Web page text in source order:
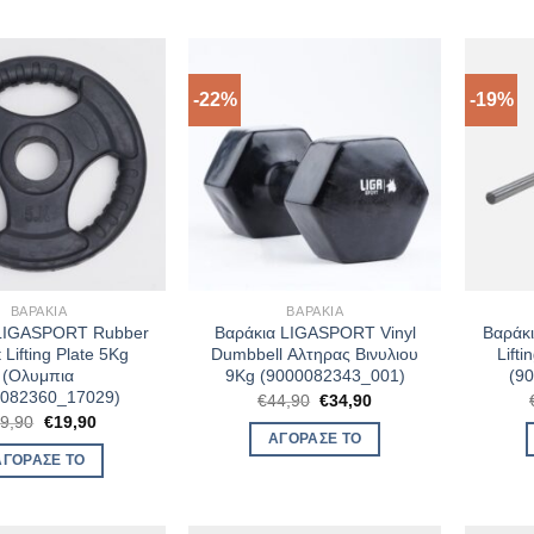
ΒΑΡΆΚΙΑ
Rubber
Lifting Plate 5Kg
(Ολυμπια
Original
was:
€29,90.
€19,90Η
ΤΟ
-22%
ΒΑΡΆΚΙΑ
Βαράκια LIGASPORT Vinyl
Dumbbell Αλτηρας Βινυλιου
9Kg (9000082343_001)
€44,90 Original
was:
€44,90.
€34,90Η
ΑΓΌΡΑΣΈ ΤΟ
-19%